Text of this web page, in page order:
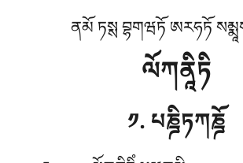
ནམོ ཏསྶ བྷགཝཏོ ཨརཧཏོ
ལོཀནཱིཏི
༡. པཎྜིཏཀཎྜོ